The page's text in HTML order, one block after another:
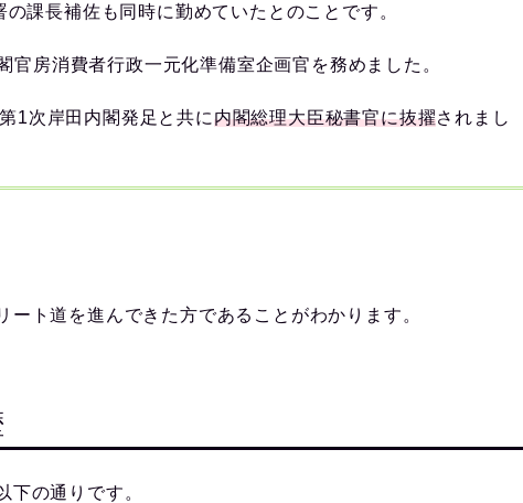
の課長補佐も同時に勤めていたとのことです。
官房消費者行政一元化準備室企画官を務めました。
1次岸田内閣発足と共に内閣総理大臣秘書官に抜擢されまし
ート道を進んできた方であることがわかります。
下の通りです。